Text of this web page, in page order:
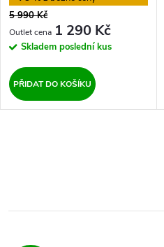
d
u
k
o
d
u
5 990 Kč
1 290 Kč
Skladem poslední kus
PŘIDAT DO KOŠÍKU
l